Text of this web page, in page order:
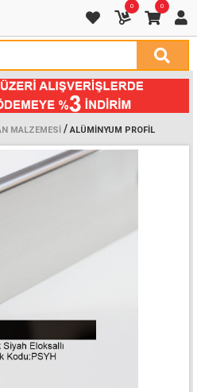
0 0
MALZEMESI / ALÜMINYUM PROFIL